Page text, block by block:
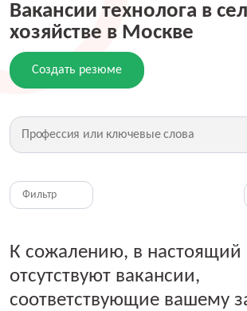
Вакансии технолога в
хозяйстве в Москве
Создать резюме
Фильтр
К сожалению, в
отсутствуют вакансии,
соответствующие вашему